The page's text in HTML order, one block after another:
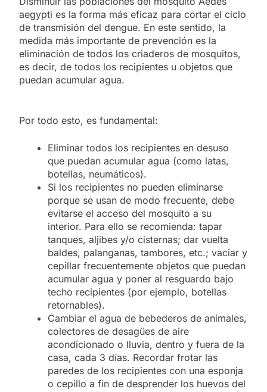
aegypti es la forma más eficaz para cortar el ciclo
de transmisión del dengue. En este sentido, la
medida más importante de prevención es la
eliminación de todos los criaderos de mosquitos,
es decir, de todos los recipientes u objetos que
puedan acumular agua.
Por todo esto, es fundamental:
Eliminar todos los recipientes en desuso
que puedan acumular agua (como latas,
botellas, neumáticos).
Si los recipientes no pueden eliminarse
porque se usan de modo frecuente, debe
evitarse el acceso del mosquito a su
interior. Para ello se recomienda: tapar
tanques, aljibes y/o cisternas; dar vuelta
baldes, palanganas, tambores, etc.; vaciar y
cepillar frecuentemente objetos que puedan
acumular agua y poner al resguardo bajo
techo recipientes (por ejemplo, botellas
retornables).
Cambiar el agua de bebederos de animales,
colectores de desagües de aire
acondicionado o lluvia, dentro y fuera de la
casa, cada 3 días. Recordar frotar las
paredes de los recipientes con una esponja
o cepillo a fin de desprender los huevos del